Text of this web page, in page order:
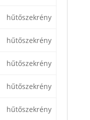
hűtőszekrény
hűtőszekrény
hűtőszekrény
hűtőszekrény
hűtőszekrény